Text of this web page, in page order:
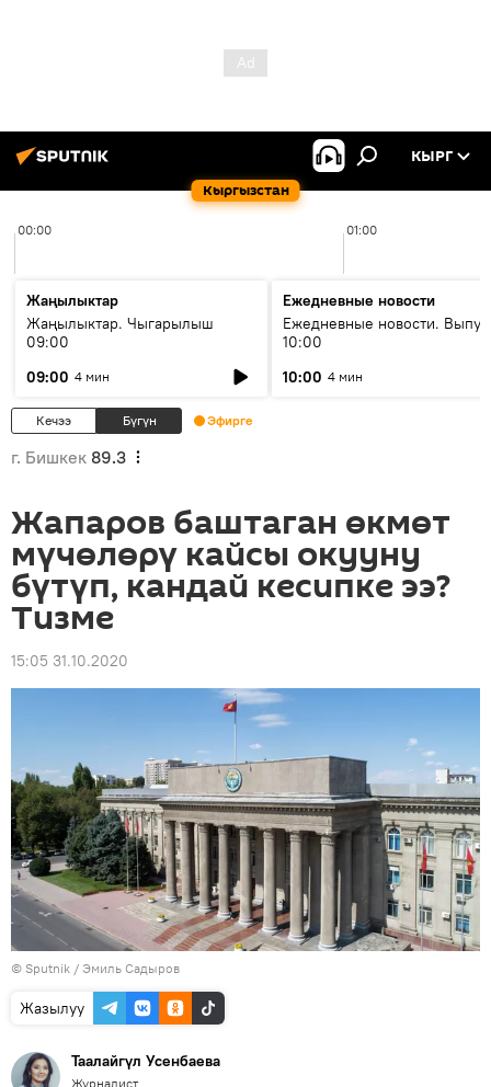
Кыргызстан
КЫРГ
00:00 01:00
Жаңылыктар
Жаңылыктар. Чыгарылыш
09:00
09:00 4 мин
Ежедневные новости
Ежедневные новости.
10:00
10:00 4 мин
Кечээ Бүгүн Эфирге
г. Бишкек 89.3
Жапаров баштаган өкмөт
мүчөлөрү кайсы окууну
бүтүп, кандай кесипке ээ?
Тизме
15:05 31.10.2020
© Sputnik / Эмиль Садыров
Жазылуу
Таалайгүл Усенбаева
Журналист